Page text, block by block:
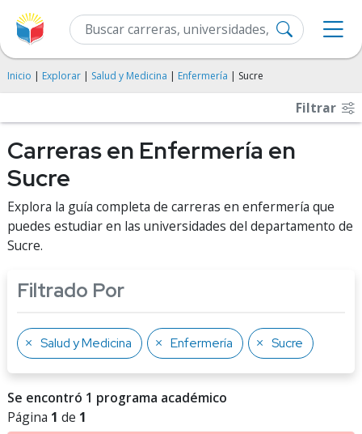
Inicio | Explorar | Salud y Medicina | Enfermería | Sucre
Filtrar
Carreras en Enfermería en
Sucre
Explora la guía completa de carreras en enfermería que
puedes estudiar en las universidades del departamento de
Sucre.
Filtrado Por
Salud y Medicina Enfermería Sucre
Se encontró 1 programa académico
Página 1 de 1